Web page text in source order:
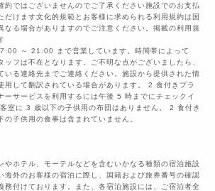
約ではございませんのでご了承ください施設でのお支払
だけます文化的規範とお客様に求められる利用規約は国
なる場合がありますのでご注意ください。掲載の利用規
～ 21:00 まで営業しています。時間帯によって
ッフは不在となります。ご不明な点がございましたら、
いる連絡先までご連絡ください。施設から提供された情
用して翻訳されている場合があります。 2 食付きプラ
ーサービスを利用するには午後 5 時までにチェックイ
室に 3 歳以下の子供用の布団はありません。 2 食付き
子供用の食事は含まれていません。
やホテル、モーテルなどを含むいかなる種類の宿泊施設
海外のお客様の宿泊に際し、国籍および旅券番号の確認
務付け​ております。また、各宿泊施設には、ご宿泊者全